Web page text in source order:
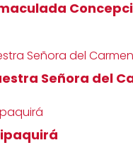
Señora del